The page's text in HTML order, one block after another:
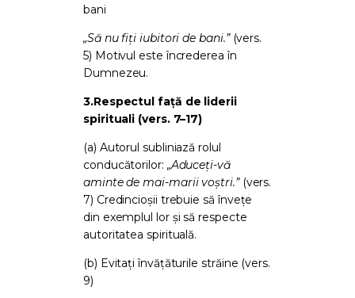
bani
„Să nu fiți iubitori de bani.”(vers.
5) Motivul este încrederea în
Dumnezeu.
3.Respectul față de liderii
spirituali (vers. 7–17)
(a) Autorul subliniază rolul
conducătorilor: „Aduceți-vă
aminte de mai-marii voștri.”(vers.
7) Credincioșii trebuie să învețe
din exemplul lor și să respecte
autoritatea spirituală.
(b) Evitați învățăturile străine (vers.
9)